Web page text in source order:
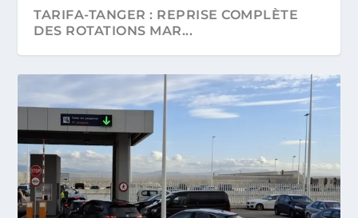
TARIFA-TANGER : REPRISE COMPLÈTE
DES ROTATIONS MAR...